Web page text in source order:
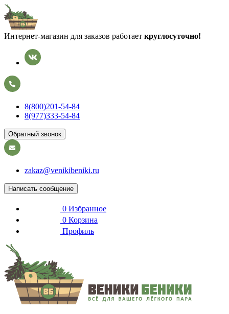
Интернет-магазин для заказов работает круглосуточно!
8(800)201-54-84
8(977)333-54-84
Обратный звонок
zakaz@venikibeniki.ru
Написать сообщение
0 Избранное
0 Корзина
Профиль